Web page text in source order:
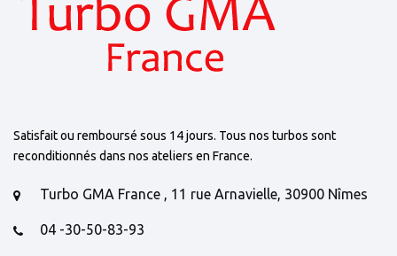
Satisfait ou remboursé sous 14 jours. Tous nos turbos sont
reconditionnés dans nos ateliers en France.
Turbo GMA France , 11 rue Arnavielle, 30900 Nîmes
04 -30-50-83-93